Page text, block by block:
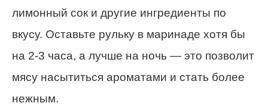
лимонный сок и другие ингредиенты по
вкусу. Оставьте рульку в маринаде хотя бы
на 2-3 часа, а лучше на ночь — это позволит
мясу насытиться ароматами и стать более
нежным.